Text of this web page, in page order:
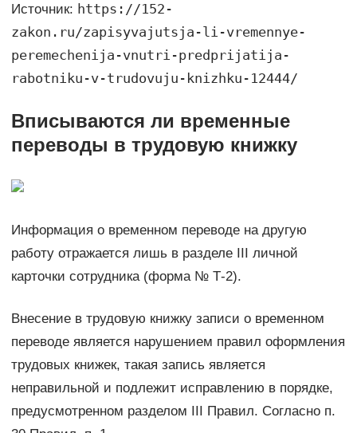
Источник: https://152-
zakon.ru/zapisyvajutsja-li-vremennye-
peremechenija-vnutri-predprijatija-
rabotniku-v-trudovuju-knizhku-12444/
Вписываются ли временные
переводы в трудовую книжку
Информация о временном переводе на другую
работу отражается лишь в разделе III личной
карточки сотрудника (форма № Т-2).
Внесение в трудовую книжку записи о временном
переводе является нарушением правил оформления
трудовых книжек, такая запись является
неправильной и подлежит исправлению в порядке,
предусмотренном разделом III Правил. Согласно п.